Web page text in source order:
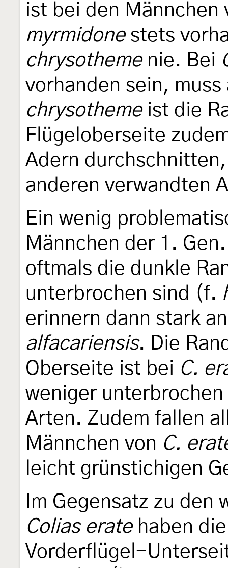
ist bei den Männchen
myrmidonestets
chrysothemenie. Bei
vorhanden sein,
chrysothemeist die
Flügeloberseite
Adern
anderen verwandten
Ein wenig
Männchen der 1.
oftmals die dunkle
unterbrochen sind (f.
erinnern dann stark
alfacariensis. Die
Oberseite ist bei C.
weniger
Arten. Zudem fallen
Männchen von C.
leicht grünstichigen
Im Gegensatz zu den
Colias eratehaben
Vorderflügel-